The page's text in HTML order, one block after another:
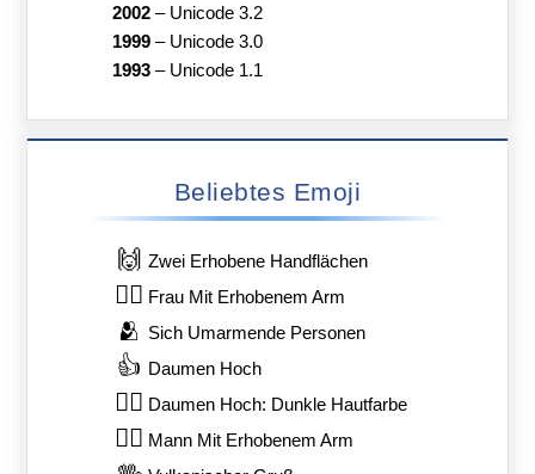
2002– Unicode 3.2
1999– Unicode 3.0
1993– Unicode 1.1
Beliebtes Emoji
🙌 Zwei Erhobene Handflächen
🙋‍♀️ Frau Mit Erhobenem Arm
🫂 Sich Umarmende Personen
👍 Daumen Hoch
👍🏿 Daumen Hoch: Dunkle Hautfarbe
🙋‍♂️ Mann Mit Erhobenem Arm